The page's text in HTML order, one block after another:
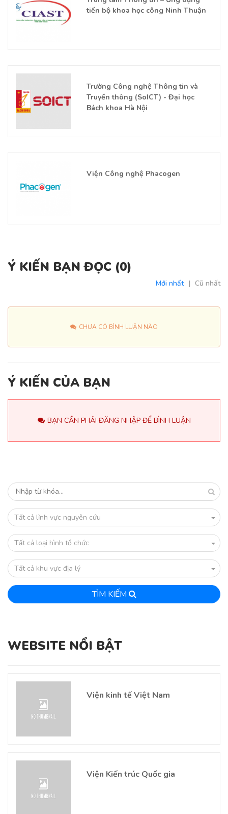
tiến bộ khoa học công Ninh Thuận
Trường Công nghệ Thông tin và
Truyền thông (SoICT) - Đại học
Bách khoa Hà Nội
Viện Công nghệ Phacogen
Ý KIẾN BẠN ĐỌC (0)
Mới nhất | Cũ nhất
CHƯA CÓ BÌNH LUẬN NÀO
Ý KIẾN CỦA BẠN
BẠN CẦN PHẢI ĐĂNG NHẬP ĐỂ BÌNH LUẬN
Tất cả lĩnh vực nguyên cứu
Tất cả loại hình tổ chức
Tất cả khu vực địa lý
TÌM KIẾM
WEBSITE NỔI BẬT
Viện kinh tế Việt Nam
Viện Kiến trúc Quốc gia